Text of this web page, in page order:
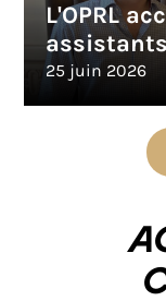
L'OPRL
25 juin 2026